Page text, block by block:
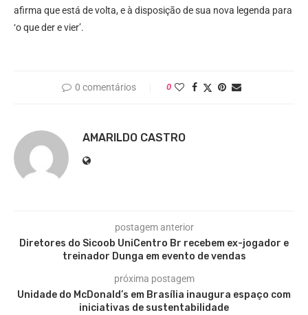
afirma que está de volta, e à disposição de sua nova legenda para
‘o que der e vier’.
0 comentários 0
AMARILDO CASTRO
postagem anterior
Diretores do Sicoob UniCentro Br recebem ex-jogador e
treinador Dunga em evento de vendas
próxima postagem
Unidade do McDonald’s em Brasília inaugura espaço com
iniciativas de sustentabilidade